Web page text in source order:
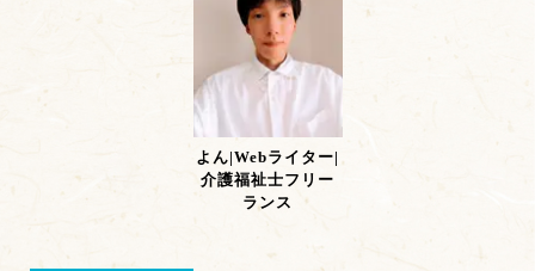
よん|Webライター|
介護福祉士フリー
ランス